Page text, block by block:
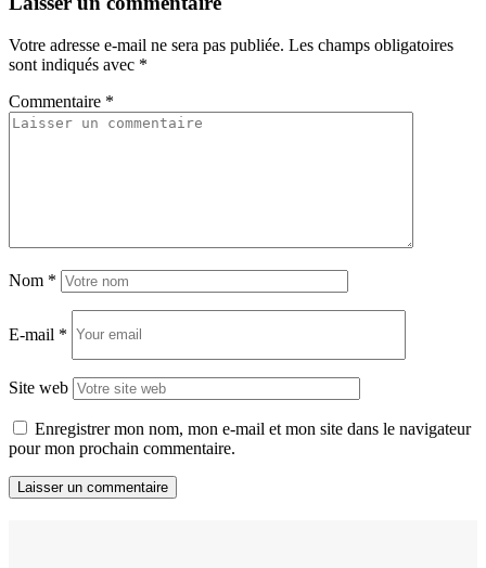
Votre adresse e-mail ne sera pas publiée. Les champs obligatoires
sont indiqués avec *
Commentaire *
Nom *
E-mail *
Site web
Enregistrer mon nom, mon e-mail et mon site dans le navigateur
pour mon prochain commentaire.